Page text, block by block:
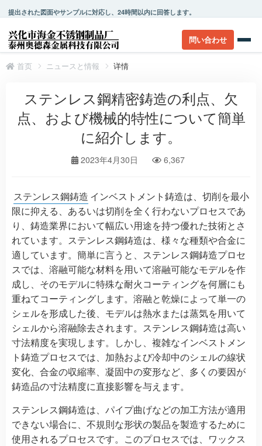
提出された図面やサンプルに対応し、24時間以内に回答します。
問い合わせ
首页 ニュースと情報 详情
ステンレス鋼精密鋳造の利点、欠
点、および機械的特性について簡単
に紹介します。
2023年4月30日 6,367
ステンレス鋼鋳造 インベストメント鋳造は、切削を最小
限に抑える、あるいは切削を全く行わないプロセスであ
り、鋳造業界において幅広い用途を持つ優れた技術とさ
れています。ステンレス鋼鋳造は、様々な種類や合金に
適しています。簡単に言うと、ステンレス鋼鋳造プロセ
スでは、溶融可能な材料を用いて溶融可能なモデルを作
成し、そのモデルに特殊な耐火コーティングを何層にも
重ねてコーティングします。溶融と乾燥によって単一の
シェルを形成した後、モデルは熱水または蒸気を用いて
シェルから溶融除去されます。ステンレス鋼鋳造は高い
寸法精度を実現します。しかし、複雑なインベストメン
ト鋳造プロセスでは、加熱および冷却中のシェルの線状
変化、合金の収縮率、凝固中の変形など、多くの要因が
鋳造品の寸法精度に直接影響を与えます。
ステンレス鋼鋳造は、パイプ曲げなどの加工方法が適用
できない場合に、不規則な形状の製品を製造するために
使用されるプロセスです。このプロセスでは、ワックス